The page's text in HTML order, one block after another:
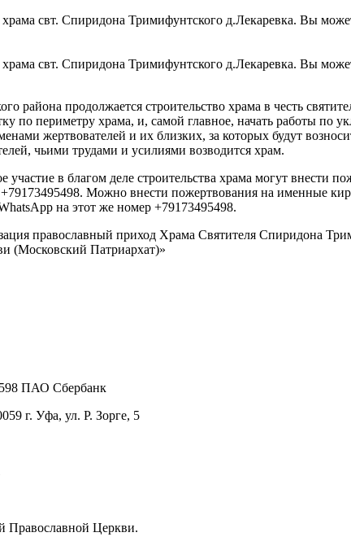
свт. Спиридона Тримифунтского д.Лекаревка. Вы
свт. Спиридона Тримифунтского д.Лекаревка. Вы
района продолжается строительство храма в честь
по периметру храма, и, самой главное, начать работы
жертвователей и их близких, за которых будут
чьими трудами и усилиями возводится храм.
в благом деле строительства храма могут внести
+79173495498. Можно внести пожертвования на именные
на этот же номер +79173495498.
православный приход Храма Святителя Спиридона
(Московский Патриархат)»
ПАО Сбербанк
г. Уфа, ул. Р. Зорге, 5
Православной Церкви.